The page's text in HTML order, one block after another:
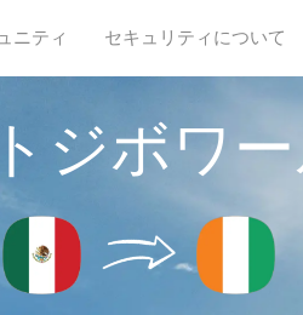
ニティ セキュリティについて
ジボワ